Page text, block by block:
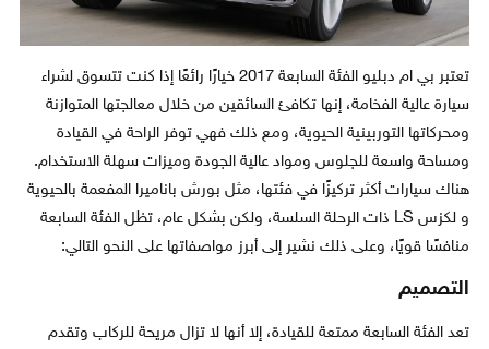
تعتبر بي ام دبليو الفئة السابعة 2017 خيارًا رائعًا إذا كنت تتسوق لشراء
سيارة عالية الفخامة، إنها تكافئ السائقين من خلال معالجتها المتوازنة
ومحركاتها التوربينية الحيوية، ومع ذلك فهي توفر الراحة في القيادة
ومساحة واسعة للجلوس ومواد عالية الجودة وميزات سهلة الاستخدام.
هناك سيارات أكثر تركيزًا في فئتها، مثل بورش باناميرا المفعمة بالحيوية
و لكزس LS ذات الرحلة السلسة، ولكن بشكل عام، تظل الفئة السابعة
منافسًا قويًا، وعلى ذلك نشير إلى أبرز مواصفاتها على النحو التالي:
التصميم
تعد الفئة السابعة ممتعة للقيادة، إلا أنها لا تزال مريحة للركاب وتقدم